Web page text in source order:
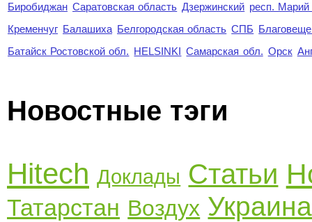
Биробиджан Саратовская область Дзержинский респ.
Кременчуг Балашиха Белгородская область СПБ
Батайск Ростовской обл. HELSINKI Самарская обл. Орск
Новостные тэги
Hitech Доклады Статьи
Татарстан Воздух Украина